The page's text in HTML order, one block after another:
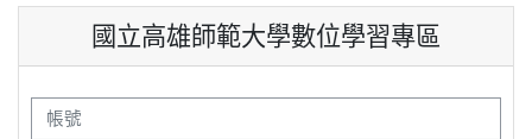
跳至主內容
國立高雄師範大學數位學習專區
帳號